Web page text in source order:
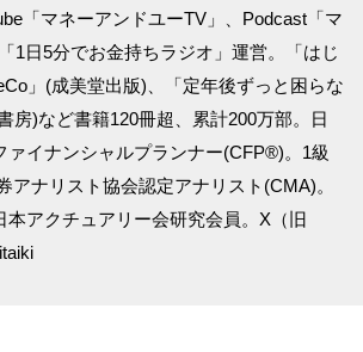
「マネーアンドユーTV」、Podcast「マ
1日5分でお金持ちラジオ」運営。「はじ
」(成美堂出版)、「定年後ずっと困らな
房)など書籍120冊超、累計200万部。日
ァイナンシャルプランナー(CFP®)。1級
アナリスト協会認定アナリスト(CMA)。
本アクチュアリー会研究会員。X（旧